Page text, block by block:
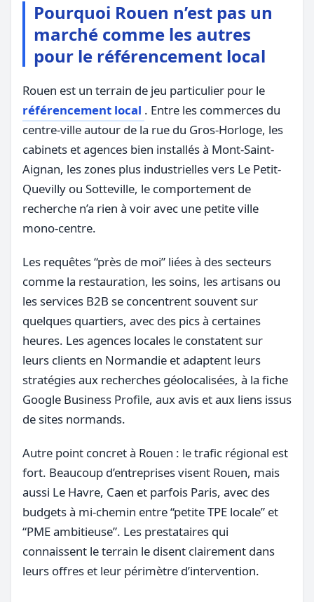
Pourquoi Rouen n’est pas un
marché comme les autres
pour le référencement local
Rouen est un terrain de jeu particulier pour le
référencement local . Entre les commerces du
centre-ville autour de la rue du Gros-Horloge, les
cabinets et agences bien installés à Mont-Saint-
Aignan, les zones plus industrielles vers Le Petit-
Quevilly ou Sotteville, le comportement de
recherche n’a rien à voir avec une petite ville
mono-centre.
Les requêtes “près de moi” liées à des secteurs
comme la restauration, les soins, les artisans ou
les services B2B se concentrent souvent sur
quelques quartiers, avec des pics à certaines
heures. Les agences locales le constatent sur
leurs clients en Normandie et adaptent leurs
stratégies aux recherches géolocalisées, à la fiche
Google Business Profile, aux avis et aux liens issus
de sites normands.
Autre point concret à Rouen : le trafic régional est
fort. Beaucoup d’entreprises visent Rouen, mais
aussi Le Havre, Caen et parfois Paris, avec des
budgets à mi-chemin entre “petite TPE locale” et
“PME ambitieuse”. Les prestataires qui
connaissent le terrain le disent clairement dans
leurs offres et leur périmètre d’intervention.